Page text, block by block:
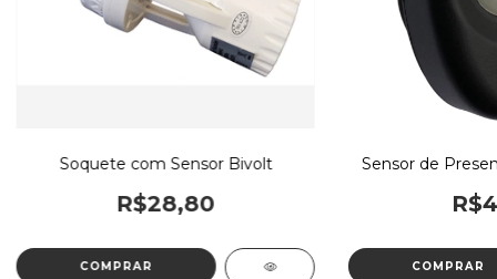
Soquete com Sensor Bivolt
R$28,80
Sensor de